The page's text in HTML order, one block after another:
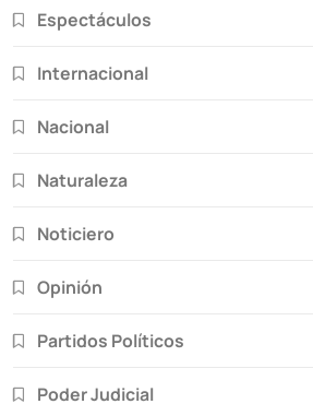
Espectáculos
Internacional
Nacional
Naturaleza
Noticiero
Opinión
Partidos Políticos
Poder Judicial